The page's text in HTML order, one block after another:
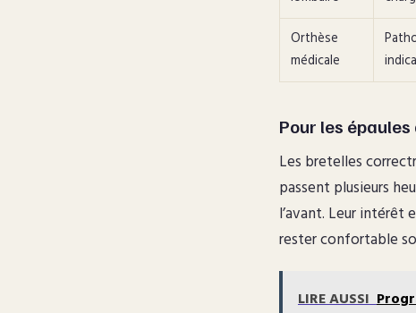
Orthèse
médicale
Pour les
Les bretelles
passent plusieurs
l’avant. Leur intérêt
rester confortable
LIRE AUSSI